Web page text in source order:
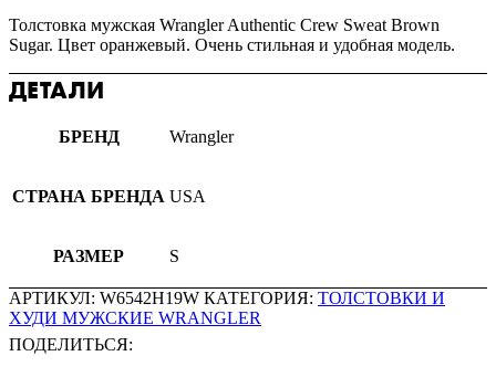
Толстовка мужская Wrangler Authentic Crew Sweat Brown
Sugar. Цвет оранжевый. Очень стильная и удобная модель.
ДЕТАЛИ
БРЕНД Wrangler
СТРАНА БРЕНДА USA
РАЗМЕР S
АРТИКУЛ: W6542H19W КАТЕГОРИЯ: ТОЛСТОВКИ И
ХУДИ МУЖСКИЕ WRANGLER
ПОДЕЛИТЬСЯ: